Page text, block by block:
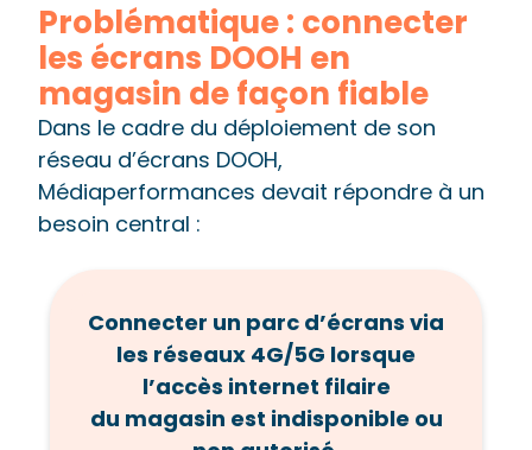
Problématique : connecter
les écrans DOOH en
magasin de façon fiable
Dans le cadre du déploiement de son
réseau d’écrans DOOH,
Médiaperformances devait répondre à un
besoin central :
Connecter un parc d’écrans via
les réseaux 4G/5G lorsque
l’accès internet filaire
du magasin est indisponible ou